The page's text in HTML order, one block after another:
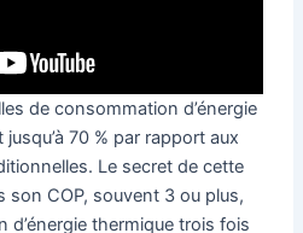
de consommation d’énergie
70 % par rapport aux
Le secret de cette
son COP, souvent 3 ou plus,
d’énergie thermique trois fois